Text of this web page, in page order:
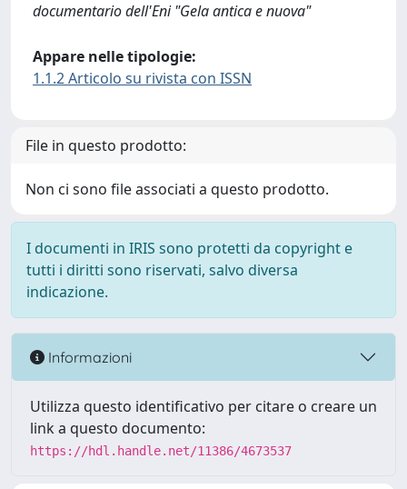
documentario dell'Eni "Gela antica e nuova"
Appare nelle tipologie:
1.1.2 Articolo su rivista con ISSN
File in questo prodotto:
Non ci sono file associati a questo prodotto.
I documenti in IRIS sono protetti da copyright e
tutti i diritti sono riservati, salvo diversa
indicazione.
Informazioni
Utilizza questo identificativo per citare o creare un
link a questo documento:
https://hdl.handle.net/11386/4673537